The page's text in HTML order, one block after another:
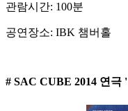
관람시간: 100분
공연장소: IBK 챔버홀
# SAC CUBE 2014 연극